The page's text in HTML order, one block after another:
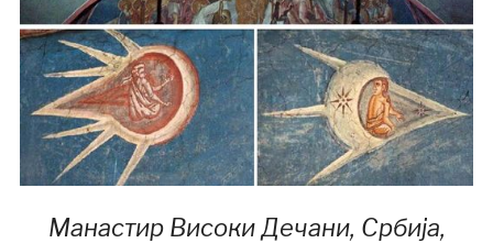
Манастир Високи Дечани, Србија,